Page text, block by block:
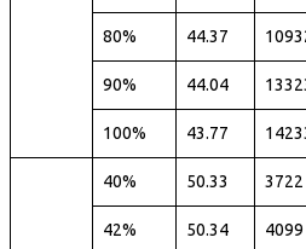
80% 44.37
90% 44.04
100% 43.77
40% 50.33 3722
42% 50.34 4099